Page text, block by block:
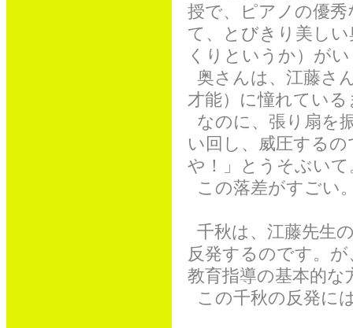
授で、ピアノの優
て、とびきり美し
くりというか）が
奥さんは、江藤さ
才能）に憧れている
なのに、張り扇を
い回し、威圧する
や！」とうそぶい
この落差がすごい
千秋は、江藤先生
反発するのです。
教育指導の基本的
この千秋の反発に